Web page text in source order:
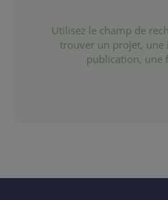
Utilisez le champ de
trouver un projet, une
publication, une